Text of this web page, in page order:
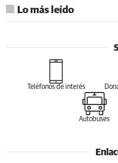
Lo más leído
Teléfonos de interés
Autobuses